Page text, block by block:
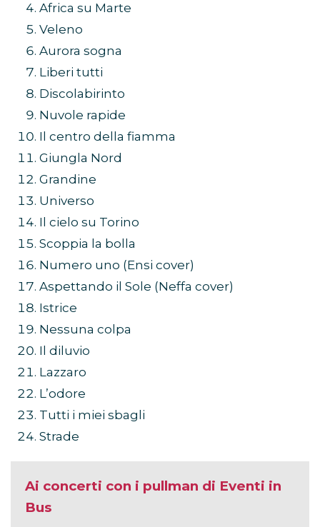
Africa su Marte
Veleno
Aurora sogna
Liberi tutti
Discolabirinto
Nuvole rapide
Il centro della fiamma
Giungla Nord
Grandine
Universo
Il cielo su Torino
Scoppia la bolla
Numero uno (Ensi cover)
Aspettando il Sole (Neffa cover)
Istrice
Nessuna colpa
Il diluvio
Lazzaro
L’odore
Tutti i miei sbagli
Strade
Ai concerti con i pullman di Eventi in
Bus